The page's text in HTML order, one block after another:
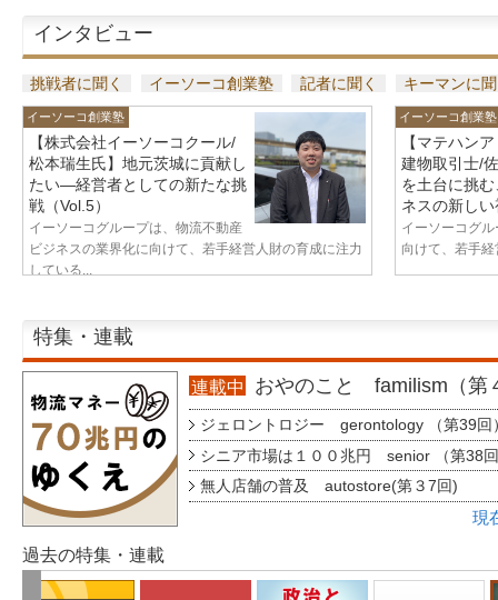
インタビュー
挑戦者に聞く イーソーコ創業塾 記者に聞く キーマンに
イーソーコ創業塾
【株式会社イーソーコクール/
松本瑞生氏】地元茨城に貢献し
たい—経営者としての新たな挑
戦（Vol.5）
イーソーコグループは、物流不動産
ビジネスの業界化に向けて、若手経営人財の育成に注力
している...
イーソーコ創業塾
【マテハン
建物取引士/
を土台に挑
ネスの新し
イーソーコグ
向けて、若手
特集・連載
連載中 おやのこと familism（第
ジェロントロジー gerontology （第39回
シニア市場は１００兆円 senior （第38
無人店舗の普及 autostore(第３7回)
現
過去の特集・連載